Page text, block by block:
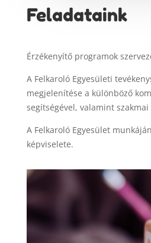
Feladataink
Érzékenyítő programok
A Felkaroló Egyesületi
megjelenítése a különböző
segítségével, valamint
A Felkaroló Egyesület
képviselete.